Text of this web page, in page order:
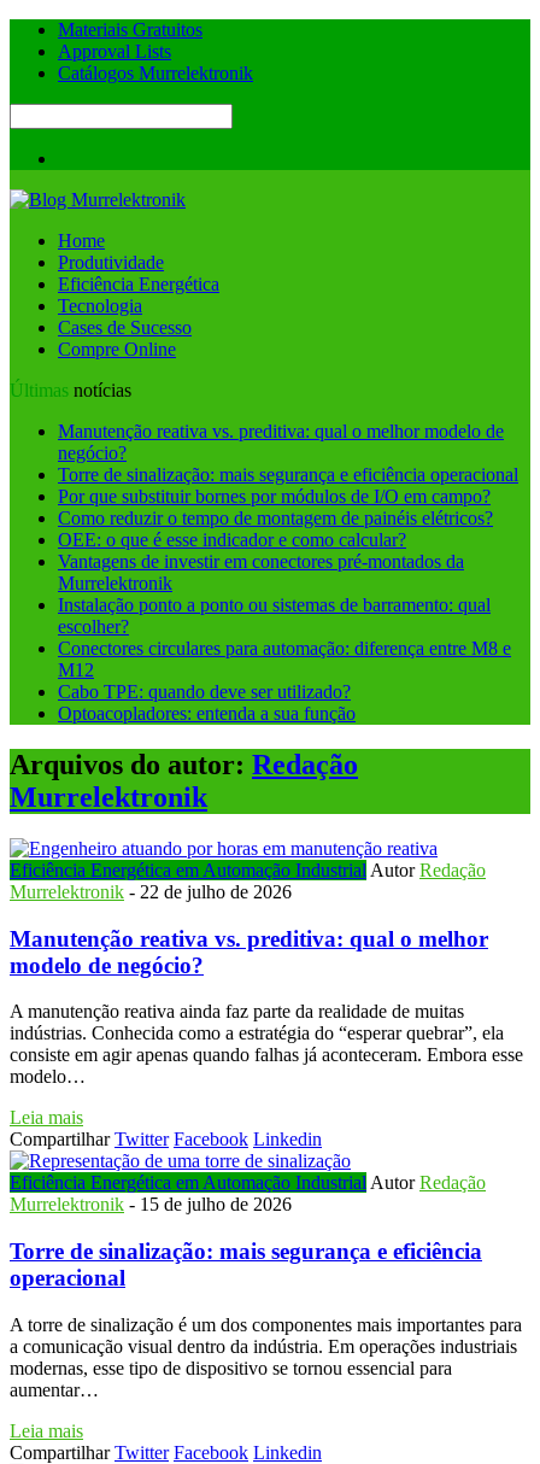
Materiais Gratuitos
Approval Lists
Catálogos Murrelektronik
Home
Produtividade
Eficiência Energética
Tecnologia
Cases de Sucesso
Compre Online
Últimas notícias
Manutenção reativa vs. preditiva: qual o melhor modelo de
negócio?
Torre de sinalização: mais segurança e eficiência operacional
Por que substituir bornes por módulos de I/O em campo?
Como reduzir o tempo de montagem de painéis elétricos?
OEE: o que é esse indicador e como calcular?
Vantagens de investir em conectores pré-montados da
Murrelektronik
Instalação ponto a ponto ou sistemas de barramento: qual
escolher?
Conectores circulares para automação: diferença entre M8 e
M12
Cabo TPE: quando deve ser utilizado?
Optoacopladores: entenda a sua função
Arquivos do autor: Redação
Murrelektronik
Eficiência Energética em Automação Industrial AutorRedação
Murrelektronik - 22 de julho de 2026
Manutenção reativa vs. preditiva: qual o melhor
modelo de negócio?
A manutenção reativa ainda faz parte da realidade de muitas
indústrias. Conhecida como a estratégia do “esperar quebrar”, ela
consiste em agir apenas quando falhas já aconteceram. Embora esse
modelo…
Leia mais
Compartilhar Twitter Facebook Linkedin
Eficiência Energética em Automação Industrial AutorRedação
Murrelektronik - 15 de julho de 2026
Torre de sinalização: mais segurança e eficiência
operacional
A torre de sinalização é um dos componentes mais importantes para
a comunicação visual dentro da indústria. Em operações industriais
modernas, esse tipo de dispositivo se tornou essencial para
aumentar…
Leia mais
Compartilhar Twitter Facebook Linkedin